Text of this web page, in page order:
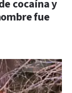
cocaína y
fue